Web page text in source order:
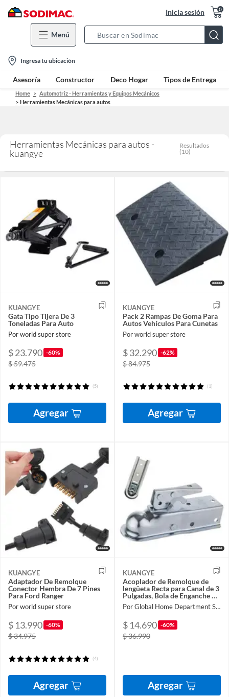
Inicia sesión 0
Menú
Bar
location-
icon
Ingresa tu ubicación
Asesoría Constructor Deco Hogar Tipos de Entrega
Home
Automotriz - Herramientas y Equipos Mecánicos
Herramientas Mecánicas para autos
Herramientas Mecánicas para autos -
kuangye
Resultados
(10)
KUANGYE
Gata Tipo Tijera De 3
Toneladas Para Auto
Por world super store
$ 23.790 -60%
$ 59.475
(5)
Agregar
KUANGYE
Pack 2 Rampas De Goma Para
Autos Vehículos Para Cunetas
Por world super store
$ 32.290 -62%
$ 84.975
(1)
Agregar
KUANGYE
Adaptador De Remolque
Conector Hembra De 7 Pines
Para Ford Ranger
Por world super store
$ 13.990 -60%
$ 34.975
(4)
Agregar
KUANGYE
Acoplador de Remolque de
lengüeta Recta para Canal de 3
Pulgadas, Bola de Enganche de
1-7/8 Pulgadas
Por Global Home Department Store
$ 14.690 -60%
$ 36.990
Agregar